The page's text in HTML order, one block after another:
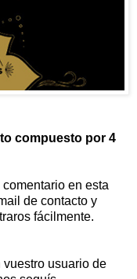
compuesto por 4
en esta
de contacto y
fácilmente.
usuario de